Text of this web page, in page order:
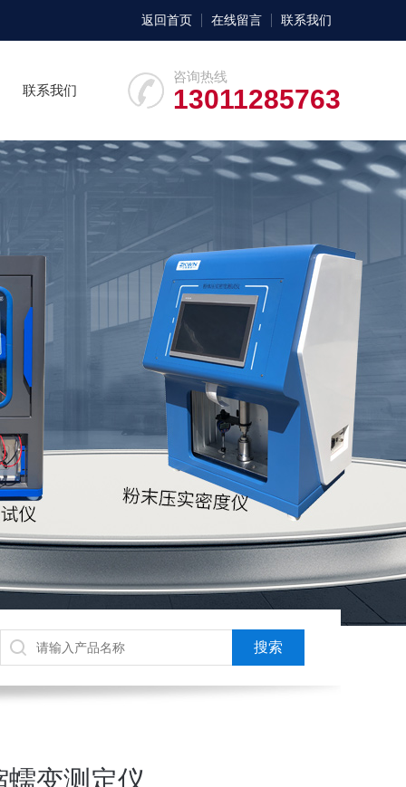
返回首页 在线留言 联系我们
咨询热线
13011285763
联系我们
变测定仪